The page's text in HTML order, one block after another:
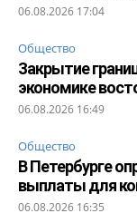
06.08.2026 17:04
Общество
Закрытие
экономике
06.08.2026 16:49
Общество
В Петербурге
выплаты для
06.08.2026 16:35